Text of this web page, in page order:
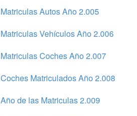
Matriculas Autos Año 2.005
Matriculas Vehículos Año 2.006
Matriculas Coches Año 2.007
Coches Matriculados Año 2.008
Año de las Matriculas 2.009